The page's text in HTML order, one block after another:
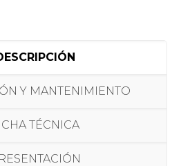
Y MANTENIMIENTO
TÉCNICA